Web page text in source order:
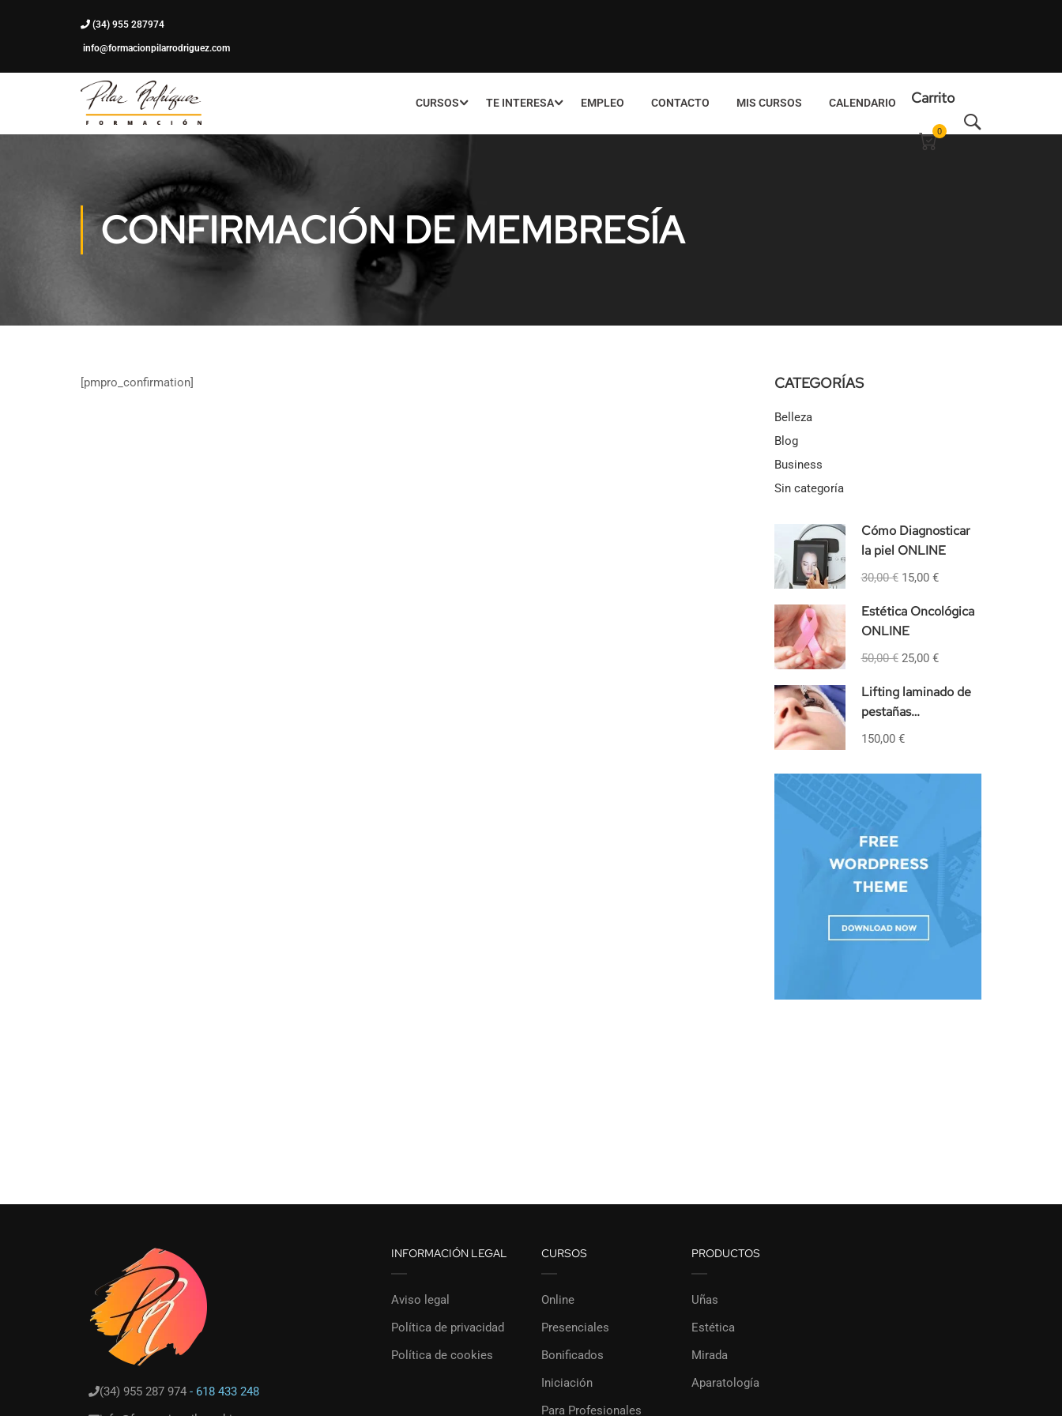
(34) 955 287974
info@formacionpilarrodriguez.com
CURSOS TE INTERESA EMPLEO CONTACTO MIS CURSOS CALENDARIO Carrito
0
CONFIRMACIÓN DE MEMBRESÍA
[pmpro_confirmation] CATEGORÍAS
Belleza
Blog
Business
Sin categoría
Cómo Diagnosticar
la piel ONLINE
30,00 € 15,00 €
Estética Oncológica
ONLINE
50,00 € 25,00 €
Lifting laminado de
pestañas
PRESENCIAL
150,00 €
(34) 955 287 974 - 618 433 248
INFORMACIÓN LEGAL
Aviso legal
Política de privacidad
Política de cookies
CURSOS
Online
Presenciales
Bonificados
Iniciación
Para Profesionales
PRODUCTOS
Uñas
Estética
Mirada
Aparatología